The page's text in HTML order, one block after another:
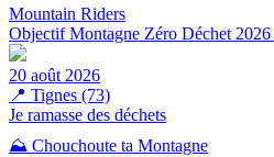
Mountain Riders
Objectif Montagne Zéro Déchet 2026
20 août 2026
📍 Tignes (73)
Je ramasse des déchets
⛰️ Chouchoute ta Montagne